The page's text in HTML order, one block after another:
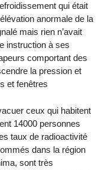
qui était
anormale de la
mais rien n’avait
instruction à ses
comportant des
la pression et
et fenêtres
ceux qui habitent
14000 personnes
taux de radioactivité
dans la région
sont très